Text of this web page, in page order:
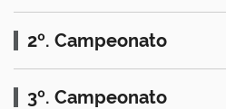
2º. Campeonato
3º. Campeonato